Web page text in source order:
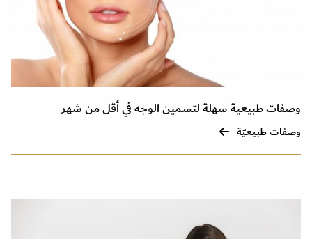
وصفات طبيعية سهلة لتسمين الوجه في أقل من شهر
وصفات طبيعيّة